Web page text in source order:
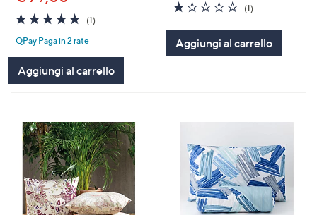
5.0
of
5
(1)
QPay Paga in 2 rate
Aggiungi al carrello
1.0
of
5
Stars
(1)
Aggiungi al carrello